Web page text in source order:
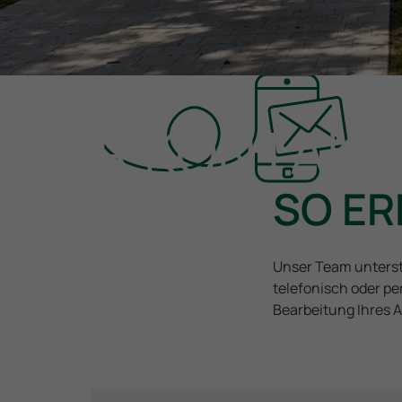
IHR KONTAKT
BEIM STSW
SO
Unser Team
telefonisch oder
Bearbeitung Ihres